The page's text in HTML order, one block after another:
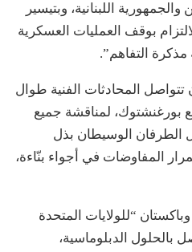
اللبنانية، وبتيسير
بوقف العمليات العسكرية
التفاهم”.
تتواصل المحادثات الفنية طوال
بورغنشتوك، لمناقشة جميع
الطرفان الوسيطان بذل
المفاوضات في أجواء بنّاءة،
“للولايات المتحدة
بالحلول الدبلوماسية،